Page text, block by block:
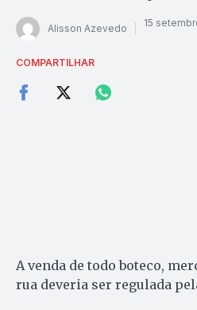
Alisson Azevedo 15
COMPARTILHAR
A venda de todo boteco,
rua deveria ser regulada